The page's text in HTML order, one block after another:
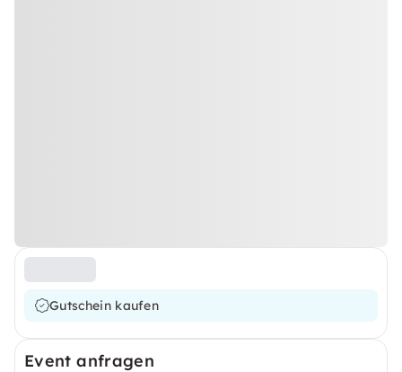
Gutschein kaufen
Event anfragen